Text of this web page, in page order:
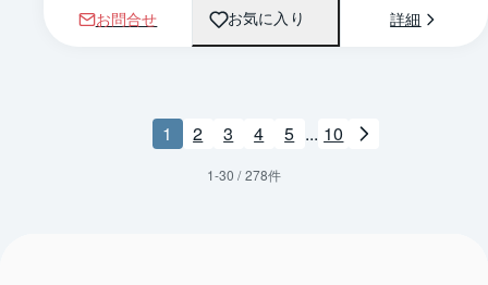
お問合せ お気に入り 詳細
1 2 3 4 5 ... 10
1-30 /278件